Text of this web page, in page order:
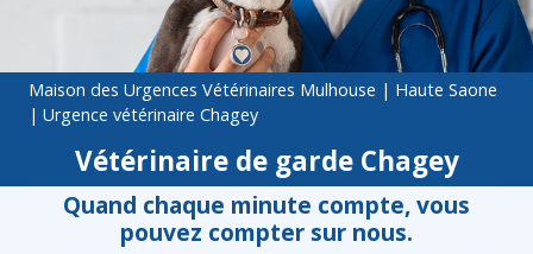
Maison des Urgences Vétérinaires Mulhouse | Haute Saone
| Urgence vétérinaire Chagey
Vétérinaire de garde Chagey
Quand chaque minute compte, vous
pouvez compter sur nous.